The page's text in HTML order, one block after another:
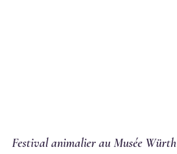
Festival animalier au Musée Würth